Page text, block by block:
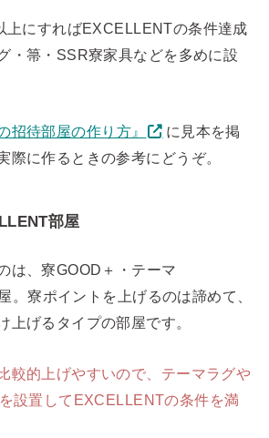
上にすればEXCELLENTの条件達成
・箒・SSR寮家具などを多めに設
招待部屋の作り方』
に見本を掲
際に作るときの参考にどうぞ。
部屋
は、寮GOOD＋・テーマ
。寮ポイントを上げるのは諦めて、
上げるタイプの部屋です。
較的上げやすいので、テーマラグや
設置してEXCELLENTの条件を満